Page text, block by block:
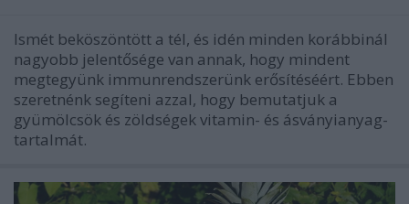
Ismét beköszöntött a tél, és idén minden korábbinál
nagyobb jelentősége van annak, hogy mindent
megtegyünk immunrendszerünk erősítéséért. Ebben
szeretnénk segíteni azzal, hogy bemutatjuk a
gyümölcsök és zöldségek vitamin- és ásványianyag-
tartalmát.